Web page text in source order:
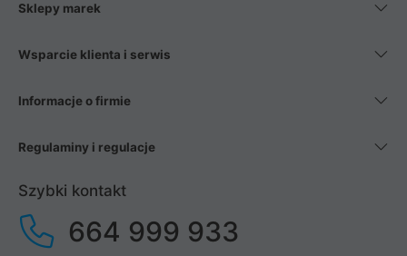
Sklepy marek
Wsparcie klienta i serwis
Informacje o firmie
Regulaminy i regulacje
Szybki kontakt
664 999 933